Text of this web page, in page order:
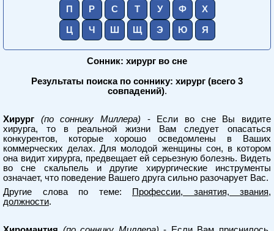
П Р С Т У Ф Х
Ц Ч Ш Щ Э Ю Я
Сонник: хирург во сне
Результаты поиска по соннику: хирург (всего 3
совпадений).
Хирург (по соннику Миллера) - Если во сне Вы видите
хирурга, то в реальной жизни Вам следует опасаться
конкурентов, которые хорошо осведомлены в Ваших
коммерческих делах. Для молодой женщины сон, в котором
она видит хирурга, предвещает ей серьезную болезнь. Видеть
во сне скальпель и другие хирургические инструменты
означает, что поведение Вашего друга сильно разочарует Вас.
Другие слова по теме:
Профессии, занятия, звания,
должности.